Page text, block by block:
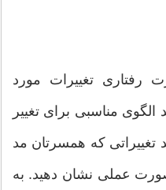
تغییرات مورد
الگوی مناسبی برای تغییر
تغییراتی که همسرتان مد
عملی نشان دهید. به